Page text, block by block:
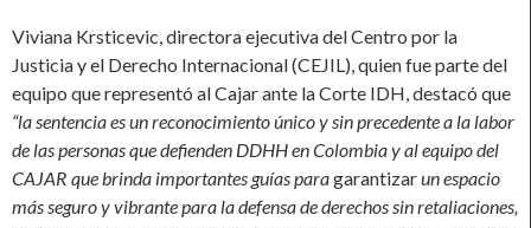
Viviana Krsticevic, directora ejecutiva del Centro por la
Justicia y el Derecho Internacional (CEJIL), quien fue parte del
equipo que representó al Cajar ante la Corte IDH, destacó que
“la sentencia es un reconocimiento único y sin precedente a la labor
de las personas que defienden DDHH en Colombia y al equipo del
CAJAR que brinda importantes guías paragarantizarun espacio
más seguro y vibrante para la defensa de derechos sin retaliaciones,